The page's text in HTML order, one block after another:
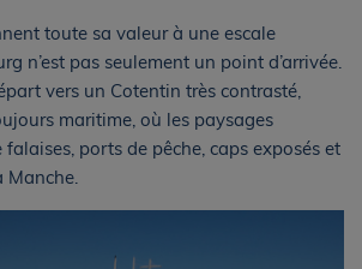
toute sa valeur à une escale
n’est pas seulement un point d’arrivée.
vers un Cotentin très contrasté,
maritime, où les paysages
ports de pêche, caps exposés et
Manche.